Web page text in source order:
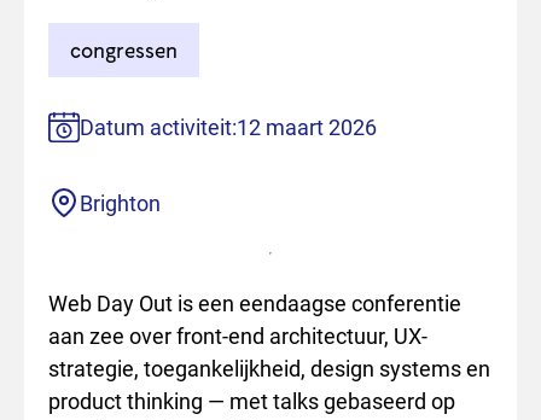
congressen
Datum activiteit:12 maart 2026
Locatie
Brighton
Web Day Out is een eendaagse conferentie
aan zee over front-end architectuur, UX-
strategie, toegankelijkheid, design systems en
product thinking — met talks gebaseerd op